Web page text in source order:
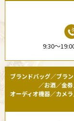
9:30〜
ブランドバッグ／ブラ
／お酒／金
オーディオ機器／カメ